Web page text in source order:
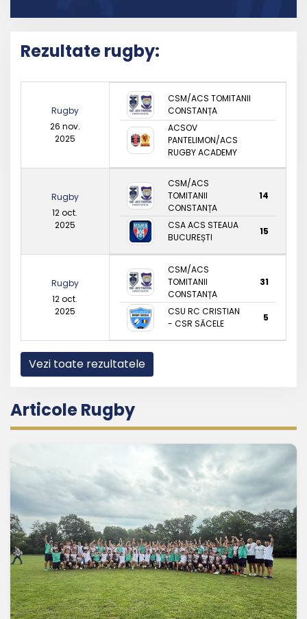
Rezultate rugby:
Rugby
26 nov.
2025
CSM/ACS TOMITANII
CONSTANȚA
ACSOV
PANTELIMON/ACS
RUGBY ACADEMY
Rugby
12 oct.
2025
CSM/ACS
TOMITANII
CONSTANȚA
14
CSA ACS STEAUA
BUCUREȘTI
15
Rugby
12 oct.
2025
CSM/ACS
TOMITANII
CONSTANȚA
31
CSU RC CRISTIAN
- CSR SĂCELE
5
Vezi toate rezultatele
Articole Rugby